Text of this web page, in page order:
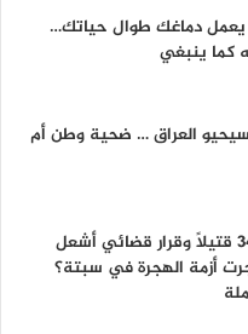
دماغك طوال حياتك…
كما ينبغي
العراق … ضحية وطن أم
60 ألف مهاجر و34 قتيلاً وقرار قضائي أشعل
أزمة الهجرة في سبتة؟